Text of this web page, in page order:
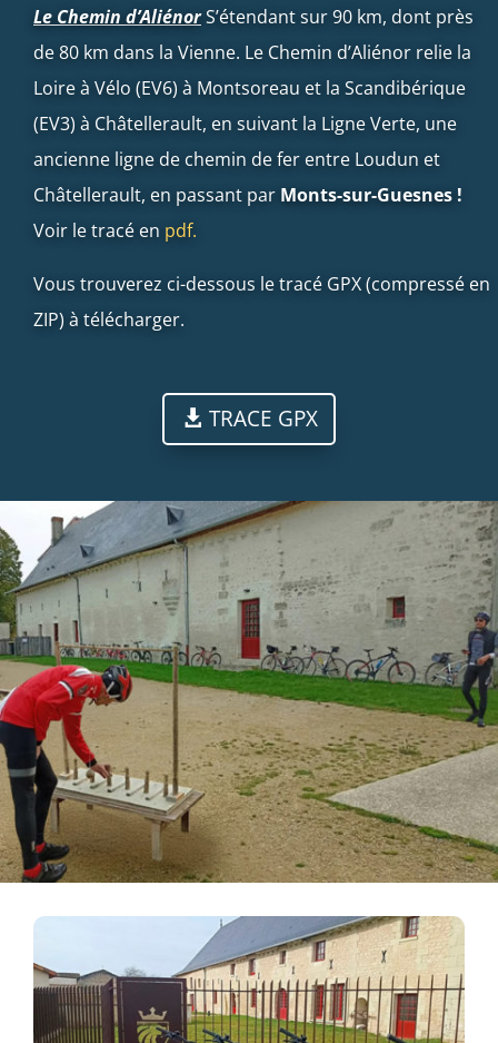
Le Chemin d’AliénorS’étendant sur 90 km, dont près
de 80 km dans la Vienne. Le Chemin d’Aliénor relie la
Loire à Vélo (EV6) à Montsoreau et la Scandibérique
(EV3) à Châtellerault, en suivant la Ligne Verte, une
ancienne ligne de chemin de fer entre Loudun et
Châtellerault, en passant par Monts-sur-Guesnes !
Voir le tracé en pdf.
Vous trouverez ci-dessous le tracé GPX (compressé en
ZIP) à télécharger.
TRACE GPX